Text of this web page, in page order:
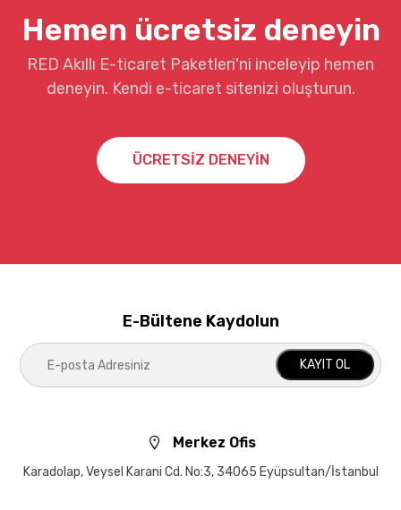
Hemen ücretsiz deneyin
RED Akıllı E-ticaret Paketleri'ni inceleyip hemen
deneyin. Kendi e-ticaret sitenizi oluşturun.
ÜCRETSİZ DENEYİN
E-Bültene Kaydolun
KAYIT OL
Merkez Ofis
Karadolap, Veysel Karani Cd. No:3, 34065 Eyüpsultan/İstanbul